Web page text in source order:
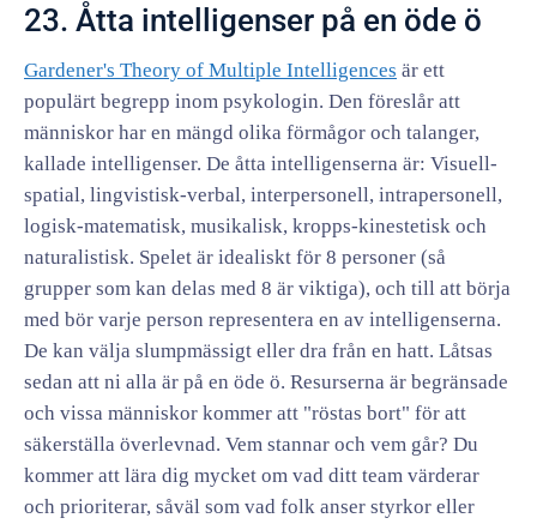
23. Åtta intelligenser på en öde ö
Gardener's Theory of Multiple Intelligences är ett
populärt begrepp inom psykologin. Den föreslår att
människor har en mängd olika förmågor och talanger,
kallade intelligenser. De åtta intelligenserna är: Visuell-
spatial, lingvistisk-verbal, interpersonell, intrapersonell,
logisk-matematisk, musikalisk, kropps-kinestetisk och
naturalistisk. Spelet är idealiskt för 8 personer (så
grupper som kan delas med 8 är viktiga), och till att börja
med bör varje person representera en av intelligenserna.
De kan välja slumpmässigt eller dra från en hatt. Låtsas
sedan att ni alla är på en öde ö. Resurserna är begränsade
och vissa människor kommer att "röstas bort" för att
säkerställa överlevnad. Vem stannar och vem går? Du
kommer att lära dig mycket om vad ditt team värderar
och prioriterar, såväl som vad folk anser styrkor eller